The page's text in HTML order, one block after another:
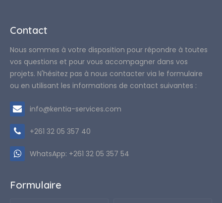
Contact
Nous sommes à votre disposition pour répondre à toutes
vos questions et pour vous accompagner dans vos
projets. N'hésitez pas à nous contacter via le formulaire
ou en utilisant les informations de contact suivantes :
info@kentia-services.com
+261 32 05 357 40
WhatsApp: +261 32 05 357 54
Formulaire